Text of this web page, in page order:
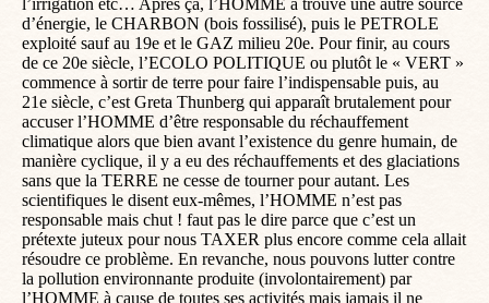
l’irrigation etc… Après ça, l’HOMME a trouvé une autre source
d’énergie, le CHARBON (bois fossilisé), puis le PETROLE
exploité sauf au 19e et le GAZ milieu 20e. Pour finir, au cours
de ce 20e siècle, l’ECOLO POLITIQUE ou plutôt le « VERT »
commence à sortir de terre pour faire l’indispensable puis, au
21e siècle, c’est Greta Thunberg qui apparaît brutalement pour
accuser l’HOMME d’être responsable du réchauffement
climatique alors que bien avant l’existence du genre humain, de
manière cyclique, il y a eu des réchauffements et des glaciations
sans que la TERRE ne cesse de tourner pour autant. Les
scientifiques le disent eux-mêmes, l’HOMME n’est pas
responsable mais chut ! faut pas le dire parce que c’est un
prétexte juteux pour nous TAXER plus encore comme cela allait
résoudre ce problème. En revanche, nous pouvons lutter contre
la pollution environnante produite (involontairement) par
l’HOMME à cause de toutes ses activités mais jamais il ne